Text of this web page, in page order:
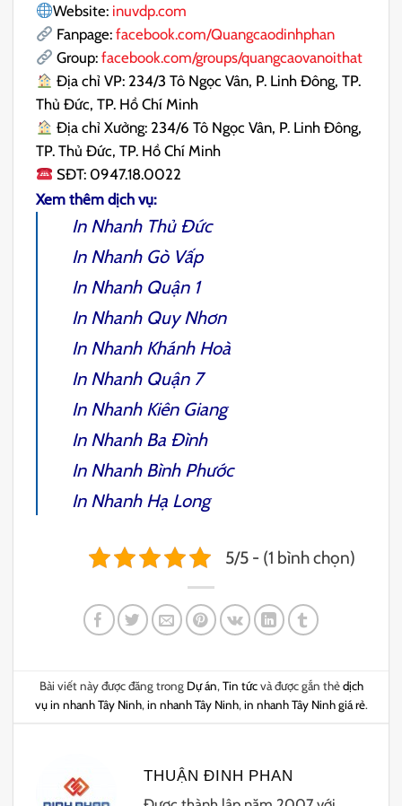
Website: inuvdp.com
Fanpage: facebook.com/Quangcaodinhphan
Group:facebook.com/groups/quangcaovanoithat
Địa chỉ VP: 234/3 Tô Ngọc Vân, P. Linh Đông, TP.
Thủ Đức, TP. Hồ Chí Minh
Địa chỉ Xưởng: 234/6 Tô Ngọc Vân, P. Linh Đông,
TP. Thủ Đức, TP. Hồ Chí Minh
SĐT: 0947.18.0022
Xem thêm dịch vụ:
In Nhanh Thủ Đức
In Nhanh Gò Vấp
In Nhanh Quận 1
In Nhanh Quy Nhơn
In Nhanh Khánh Hoà
In Nhanh Quận 7
In Nhanh Kiên Giang
In Nhanh Ba Đình
In Nhanh Bình Phước
In Nhanh Hạ Long
5/5 - (1 bình chọn)
Bài viết này được đăng trong Dự án,Tin tứcvà được gắn thẻdịch
vụ in nhanh Tây Ninh,in nhanh Tây Ninh,in nhanh Tây Ninh giá rẻ.
THUẬN ĐINH PHAN